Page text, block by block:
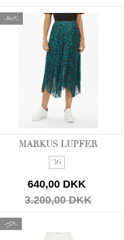
-80%
MARKUS LUPFER
36
640,00 DKK
3.200,00 DKK
-75%